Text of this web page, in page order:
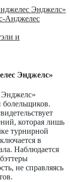
Энджелс»
Анджелес
и
Энджелс»
болельщиков.
которая лишь
турнирной
в
Наблюдается
не справляясь